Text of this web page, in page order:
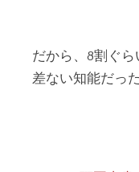
だから、8割ぐ
差ない知能だっ